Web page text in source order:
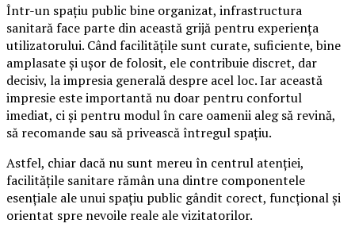
Într-un spațiu public bine organizat, infrastructura
sanitară face parte din această grijă pentru experiența
utilizatorului. Când facilitățile sunt curate, suficiente, bine
amplasate și ușor de folosit, ele contribuie discret, dar
decisiv, la impresia generală despre acel loc. Iar această
impresie este importantă nu doar pentru confortul
imediat, ci și pentru modul în care oamenii aleg să revină,
să recomande sau să privească întregul spațiu.
Astfel, chiar dacă nu sunt mereu în centrul atenției,
facilitățile sanitare rămân una dintre componentele
esențiale ale unui spațiu public gândit corect, funcțional și
orientat spre nevoile reale ale vizitatorilor.